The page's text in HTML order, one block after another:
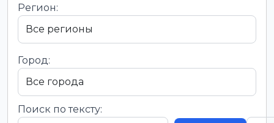
Регион:
Город:
Поиск по тексту: